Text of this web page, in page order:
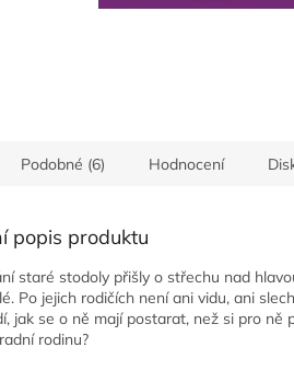
Podobné (6) Hodnocení
popis produktu
staré stodoly přišly o střechu nad
Po jejich rodičích není ani vidu, ani
jak se o ně mají postarat, než si pro
rodinu?